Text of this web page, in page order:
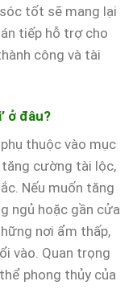
tốt sẽ mang lại
tiếp hỗ trợ cho
công và tài
ở đâu?
thuộc vào mục
tăng cường tài lộc,
Nếu muốn tăng
ngủ hoặc gần cửa
nơi ẩm thấp,
vào. Quan trọng
phong thủy của